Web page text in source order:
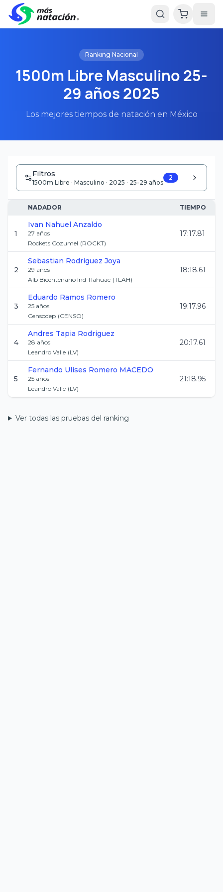
Ranking Nacional
1500m Libre Masculino 25-
29 años 2025
Los mejores tiempos de natación en México
Filtros
1500m Libre · Masculino · 2025 · 25-29 años
2
NADADOR TIEMPO
1
Ivan Nahuel Anzaldo
27 años
Rockets Cozumel (ROCKT)
17:17.81
2
Sebastian Rodriguez Joya
29 años
Alb Bicentenario Ind Tlahuac (TLAH)
18:18.61
3
Eduardo Ramos Romero
25 años
Censodep (CENSO)
19:17.96
4
Andres Tapia Rodriguez
28 años
Leandro Valle (LV)
20:17.61
5
Fernando Ulises Romero MACEDO
25 años
Leandro Valle (LV)
21:18.95
Ver todas las pruebas del ranking